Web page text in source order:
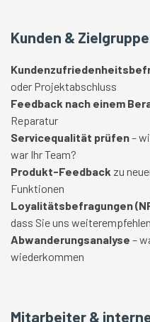
Kunden &
oder Projektabschluss
Feedback nach einem
Reparatur
Servicequalität prüfen–
war Ihr Team?
Produkt-Feedback zu
Funktionen
Loyalitätsbefragungen
dass Sie uns
Abwanderungsanalyse –
wiederkommen
Mitarbeiter &